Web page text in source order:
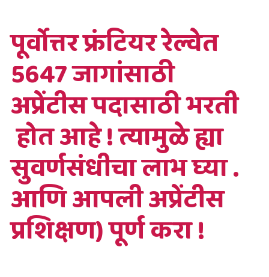
पूर्वोत्तर फ्रंटियर रेल्वेत
5647 जागांसाठी
अप्रेंटीस पदासाठी भरती
होत आहे ! त्यामुळे ह्या
सुवर्णसंधीचा लाभ घ्या .
आणि आपली अप्रेंटीस
प्रशिक्षण) पूर्ण करा !